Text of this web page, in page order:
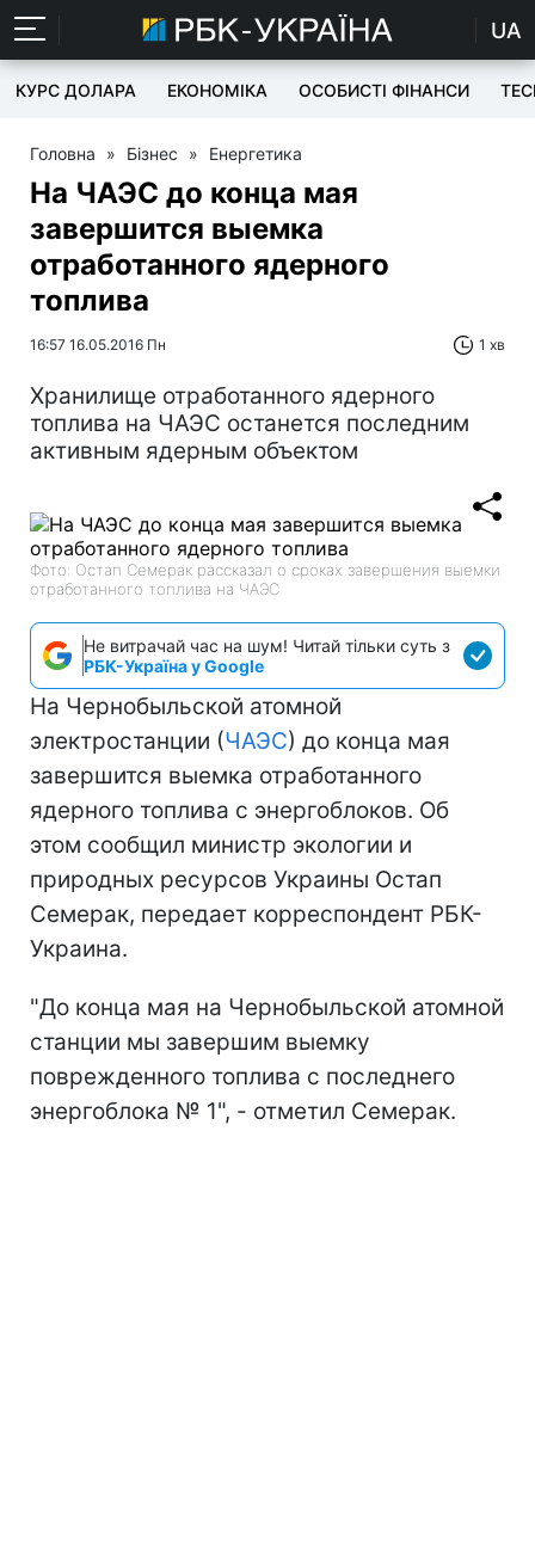
UA
КУРС ДОЛАРА ЕКОНОМІКА ОСОБИСТІ ФІНАНСИ
Головна » Бізнес » Енергетика
На ЧАЭС до конца мая
завершится выемка
отработанного ядерного
топлива
16:57 16.05.2016 Пн 1 хв
Хранилище отработанного ядерного
топлива на ЧАЭС останется последним
активным ядерным объектом
Фото: Остап Семерак рассказал о сроках завершения выемки
отработанного топлива на ЧАЭС
Не витрачай час на шум! Читай тільки суть з
РБК-Україна у Google
На Чернобыльской атомной
электростанции (ЧАЭС) до конца мая
завершится выемка отработанного
ядерного топлива с энергоблоков. Об
этом сообщил министр экологии и
природных ресурсов Украины Остап
Семерак, передает корреспондент РБК-
Украина.
"До конца мая на Чернобыльской атомной
станции мы завершим выемку
поврежденного топлива с последнего
энергоблока № 1", - отметил Семерак.